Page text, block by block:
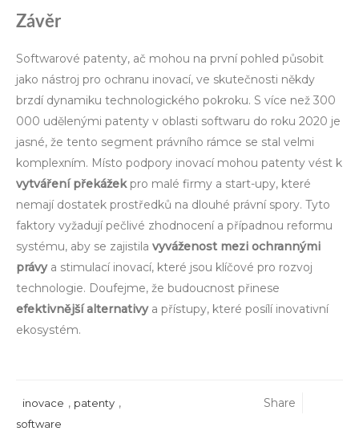
Závěr
Softwarové patenty, ač mohou na první pohled působit
jako nástroj pro ochranu inovací, ve skutečnosti někdy
brzdí dynamiku technologického pokroku. S více než 300
000 udělenými patenty v oblasti softwaru do roku 2020 je
jasné, že tento segment právního rámce se stal velmi
komplexním. Místo podpory inovací mohou patenty vést k
vytváření překážekpro malé firmy a start-upy, které
nemají dostatek prostředků na dlouhé právní spory. Tyto
faktory vyžadují pečlivé zhodnocení a případnou reformu
systému, aby se zajistila vyváženost mezi ochrannými
právya stimulací inovací, které jsou klíčové pro rozvoj
technologie. Doufejme, že budoucnost přinese
efektivnější alternativya přístupy, které posílí inovativní
ekosystém.
inovace , patenty ,
software
Share